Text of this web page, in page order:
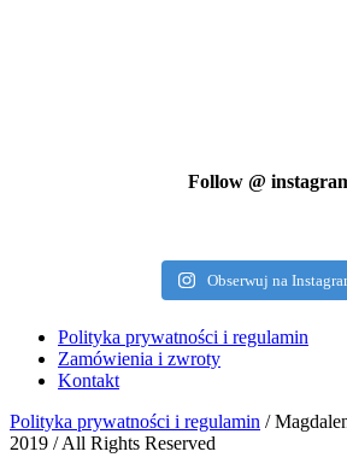
Follow @
Obserwuj na
Polityka prywatności i regulamin
Zamówienia i zwroty
Kontakt
Polityka prywatności i regulamin /
2019 / All Rights Reserved